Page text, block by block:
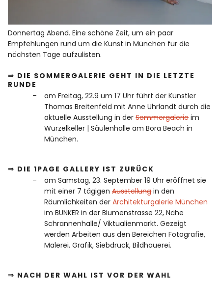
Donnertag Abend. Eine schöne Zeit, um ein paar
Empfehlungen rund um die Kunst in München für die
nächsten Tage aufzulisten.
⇒ DIE SOMMERGALERIE GEHT IN DIE LETZTE
RUNDE
am Freitag, 22.9 um 17 Uhr führt der Künstler
Thomas Breitenfeld mit Anne Uhrlandt durch die
aktuelle Ausstellung in derSommergalerieim
Wurzelkeller | Säulenhalle am Bora Beach in
München.
⇒ DIE 1PAGE GALLERY IST ZURÜCK
am Samstag, 23. September 19 Uhr eröffnet sie
mit einer 7 tägigenAusstellungin den
Räumlichkeiten derArchitekturgalerie München
im BUNKER in der Blumenstrasse 22, Nähe
Schrannenhalle/ Viktualienmarkt. Gezeigt
werden Arbeiten aus den Bereichen Fotografie,
Malerei, Grafik, Siebdruck, Bildhauerei.
⇒ NACH DER WAHL IST VOR DER WAHL